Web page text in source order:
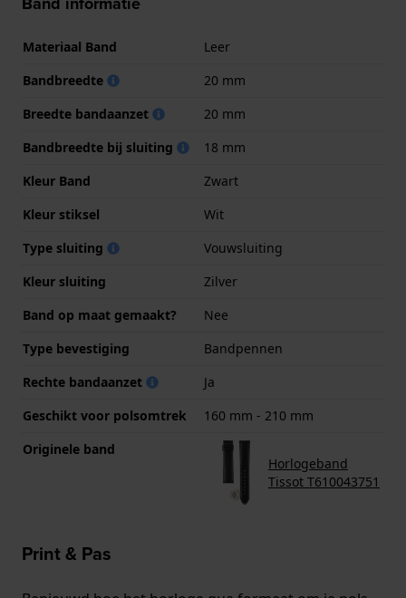
Materiaal Band
Leer
Bandbreedte
20 mm
Breedte bandaanzet
20 mm
Bandbreedte bij sluiting
18 mm
Kleur Band
Zwart
Kleur stiksel
Wit
Type sluiting
Vouwsluiting
Kleur sluiting
Zilver
Band op maat gemaakt?
Nee
Type bevestiging
Bandpennen
Rechte bandaanzet
Ja
Geschikt voor polsomtrek
160 mm - 210 mm
Originele band
Horlogeband
Tissot T610043751
Print & Pas